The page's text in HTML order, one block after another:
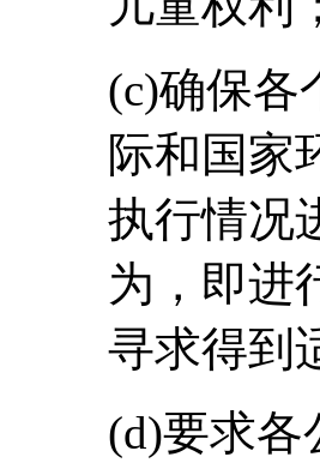
(c)确保各
际和国家
执行情况
为，即进
寻求得到
(d)要求各